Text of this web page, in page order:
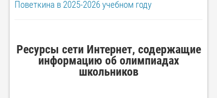
Поветкина в 2025-2026 учебном году
Ресурсы сети Интернет, содержащие
информацию об олимпиадах
школьников